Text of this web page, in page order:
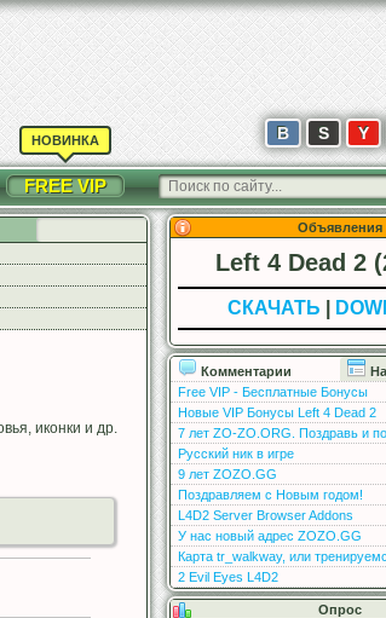
В S Y
FREE VIP
НОВИНКА
иконки и др.
Объявления
Left 4 Dead 2
СКАЧАТЬ
Комментарии
Free VIP - Бесплатные Бонусы
Новые VIP Бонусы Left 4 Dead 2
7 лет ZO-ZO.ORG. Поздравь и
Русский ник в игре
9 лет ZOZO.GG
Поздравляем с Новым годом!
L4D2 Server Browser Addons
У нас новый адрес ZOZO.GG
Карта tr_walkway, или
2 Evil Eyes L4D2
Опрос